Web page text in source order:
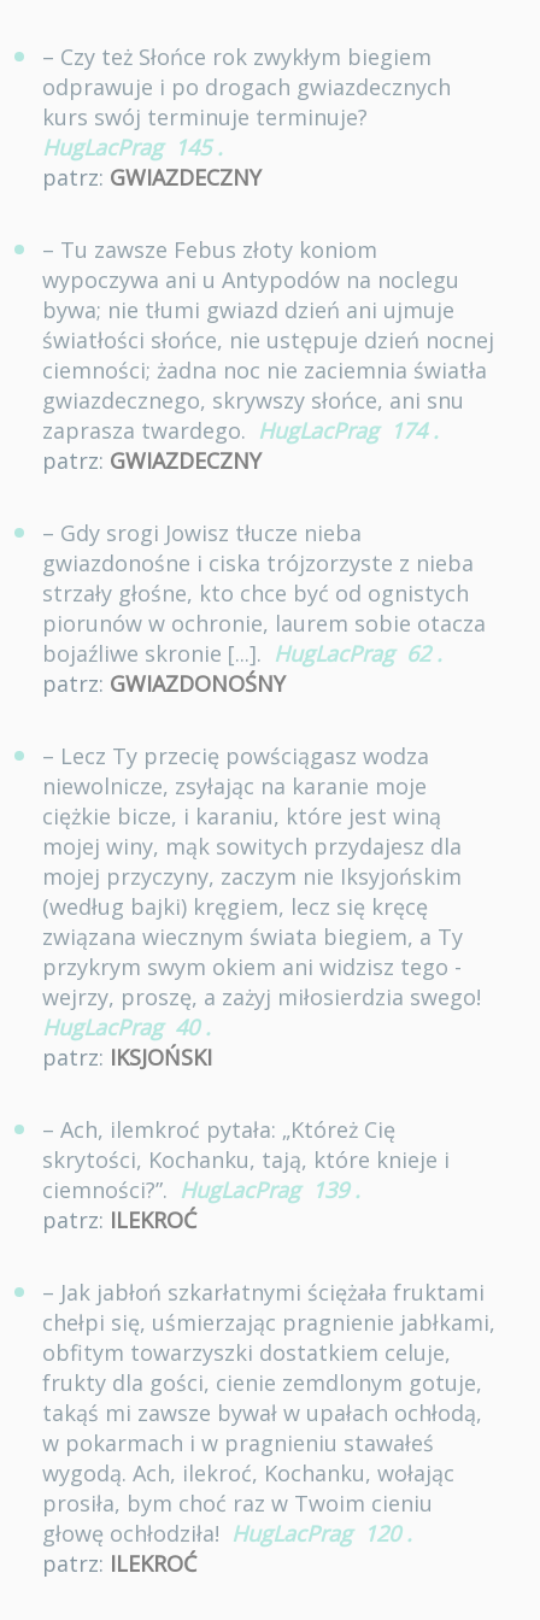
– Czy też Słońce rok zwykłym biegiem
odprawuje i po drogach gwiazdecznych
kurs swój terminuje terminuje?
HugLacPrag 145 .
patrz: GWIAZDECZNY
– Tu zawsze Febus złoty koniom
wypoczywa ani u Antypodów na noclegu
bywa; nie tłumi gwiazd dzień ani ujmuje
światłości słońce, nie ustępuje dzień nocnej
ciemności; żadna noc nie zaciemnia światła
gwiazdecznego, skrywszy słońce, ani snu
zaprasza twardego. HugLacPrag 174 .
patrz: GWIAZDECZNY
– Gdy srogi Jowisz tłucze nieba
gwiazdonośne i ciska trójzorzyste z nieba
strzały głośne, kto chce być od ognistych
piorunów w ochronie, laurem sobie otacza
bojaźliwe skronie [...]. HugLacPrag 62 .
patrz: GWIAZDONOŚNY
– Lecz Ty przecię powściągasz wodza
niewolnicze, zsyłając na karanie moje
ciężkie bicze, i karaniu, które jest winą
mojej winy, mąk sowitych przydajesz dla
mojej przyczyny, zaczym nie Iksyjońskim
(według bajki) kręgiem, lecz się kręcę
związana wiecznym świata biegiem, a Ty
przykrym swym okiem ani widzisz tego -
wejrzy, proszę, a zażyj miłosierdzia swego!
HugLacPrag 40 .
patrz: IKSJOŃSKI
– Ach, ilemkroć pytała: „Któreż Cię
skrytości, Kochanku, tają, które knieje i
ciemności?”. HugLacPrag 139 .
patrz: ILEKROĆ
– Jak jabłoń szkarłatnymi ściężała fruktami
chełpi się, uśmierzając pragnienie jabłkami,
obfitym towarzyszki dostatkiem celuje,
frukty dla gości, cienie zemdlonym gotuje,
takąś mi zawsze bywał w upałach ochłodą,
w pokarmach i w pragnieniu stawałeś
wygodą. Ach, ilekroć, Kochanku, wołając
prosiła, bym choć raz w Twoim cieniu
głowę ochłodziła! HugLacPrag 120 .
patrz: ILEKROĆ